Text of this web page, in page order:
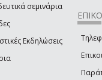
σεμινάρια
Εκδηλώσεις